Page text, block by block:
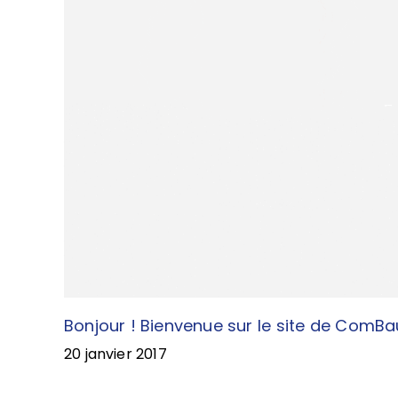
Bonjour ! Bienvenue sur le site de
20 janvier 2017